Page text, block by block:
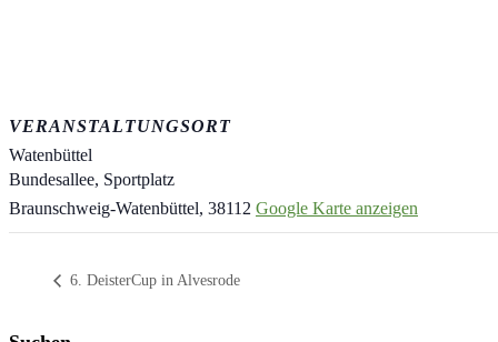
VERANSTALTUNGSORT
Watenbüttel
Bundesallee, Sportplatz
Braunschweig-Watenbüttel, 38112 Google Karte anzeigen
6. DeisterCup in Alvesrode